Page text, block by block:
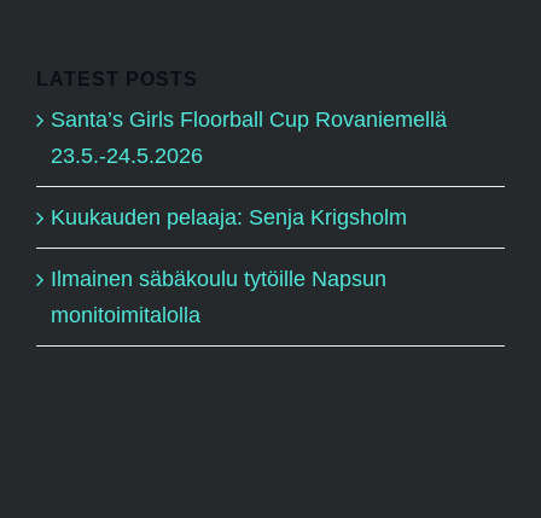
LATEST POSTS
Santa’s Girls Floorball Cup Rovaniemellä
23.5.-24.5.2026
Kuukauden pelaaja: Senja Krigsholm
Ilmainen säbäkoulu tytöille Napsun
monitoimitalolla